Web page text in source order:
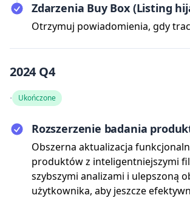
Zdarzenia Buy Box (Listing
Otrzymuj powiadomienia, gdy
2024 Q4
· Ukończone
Rozszerzenie badania
Obszerna aktualizacja
produktów z inteligentniejszymi
szybszymi analizami i ulepszoną
użytkownika, aby jeszcze